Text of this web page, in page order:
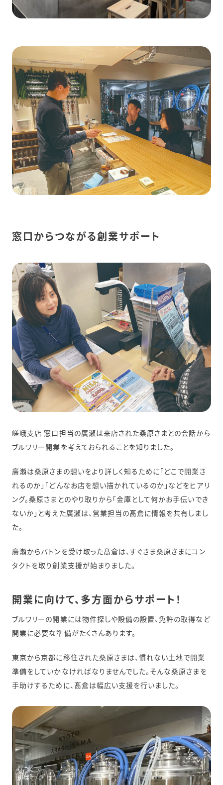
窓口からつながる創業サポート
嵯峨支店 窓口担当の廣瀬は来店された桑原さまとの会話から
ブルワリー開業を考えておられることを知りました。
廣瀬は桑原さまの想いをより詳しく知るために「どこで開業さ
れるのか」「どんなお店を想い描かれているのか」などをヒアリ
ング。桑原さまとのやり取りから「金庫として何かお手伝いでき
ないか」と考えた廣瀬は、営業担当の髙倉に情報を共有しまし
た。
廣瀬からバトンを受け取った髙倉は、すぐさま桑原さまにコン
タクトを取り創業支援が始まりました。
開業に向けて、多方面からサポート！
ブルワリーの開業には物件探しや設備の設置、免許の取得など
開業に必要な準備がたくさんあります。
東京から京都に移住された桑原さまは、慣れない土地で開業
準備をしていかなければなりませんでした。そんな桑原さまを
手助けするために、髙倉は幅広い支援を行いました。